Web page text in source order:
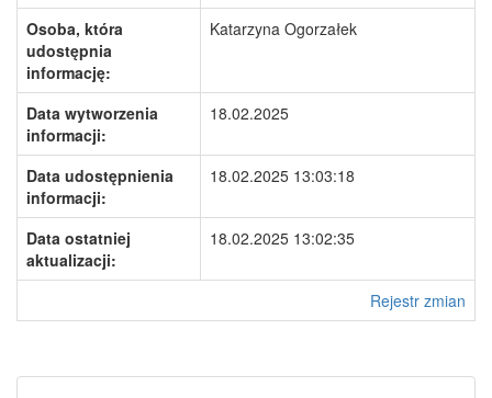
Osoba, która
udostępnia
informację:
Katarzyna Ogorzałek
Data wytworzenia
informacji:
18.02.2025
Data udostępnienia
informacji:
18.02.2025 13:03:18
Data ostatniej
aktualizacji:
18.02.2025 13:02:35
Rejestr zmian